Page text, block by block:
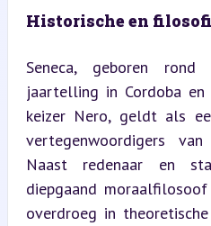
Historische en
Seneca, geboren
jaartelling in Cordoba
keizer Nero, geldt als
vertegenwoordigers
Naast redenaar en
diepgaand
overdroeg in